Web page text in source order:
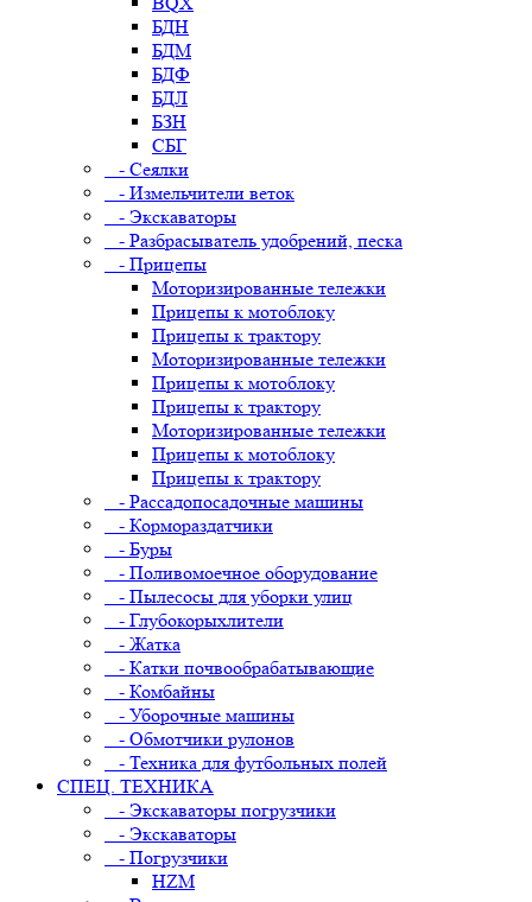
БДН
БДМ
БДФ
БДЛ
БЗН
СБГ
- Сеялки
- Измельчители веток
- Экскаваторы
- Разбрасыватель удобрений, песка
- Прицепы
Моторизированные тележки
Прицепы к мотоблоку
Прицепы к трактору
Моторизированные тележки
Прицепы к мотоблоку
Прицепы к трактору
Моторизированные тележки
Прицепы к мотоблоку
Прицепы к трактору
- Рассадопосадочные машины
- Кормораздатчики
- Буры
- Поливомоечное оборудование
- Пылесосы для уборки улиц
- Глубокорыхлители
- Жатка
- Катки почвообрабатывающие
- Комбайны
- Уборочные машины
- Обмотчики рулонов
- Техника для футбольных полей
СПЕЦ. ТЕХНИКА
- Экскаваторы погрузчики
- Экскаваторы
- Погрузчики
HZM